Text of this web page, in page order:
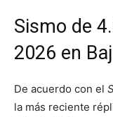
Sismo de
2026 en
De acuerdo con el
la más reciente